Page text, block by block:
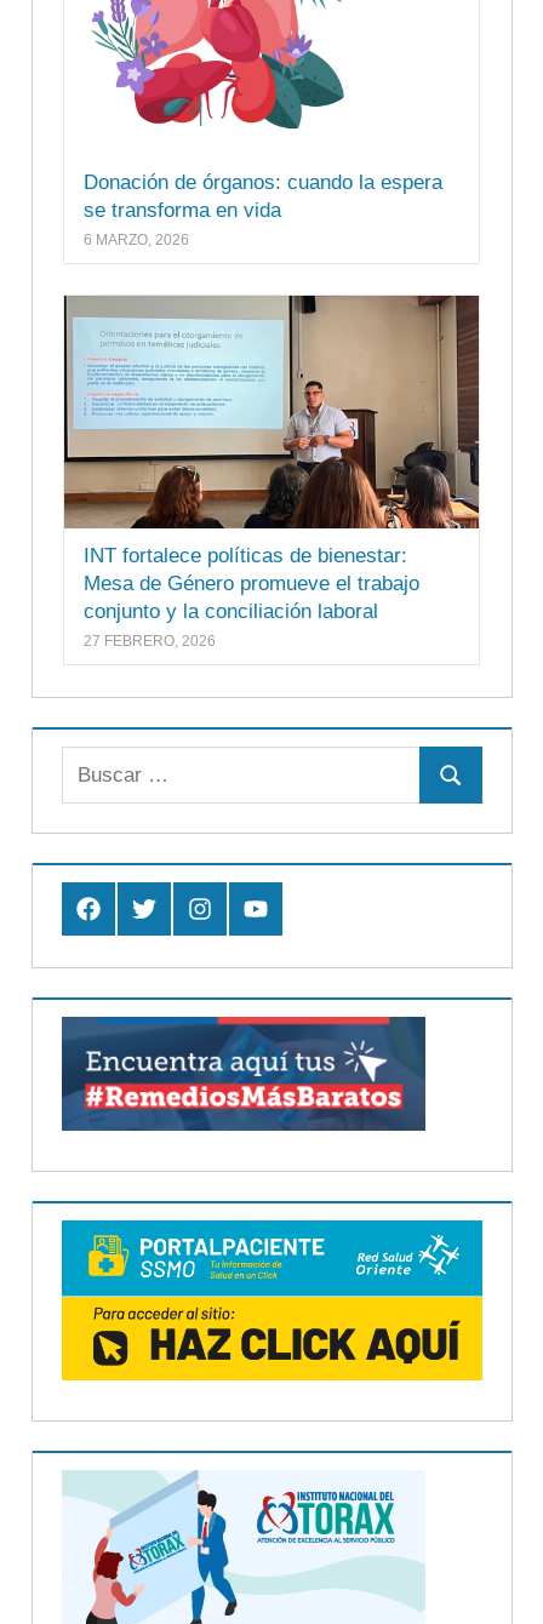
Donación de órganos: cuando la espera
se transforma en vida
6 MARZO, 2026
INT fortalece políticas de bienestar:
Mesa de Género promueve el trabajo
conjunto y la conciliación laboral
27 FEBRERO, 2026
Buscar
FacebookTwitter InstagramYoutube